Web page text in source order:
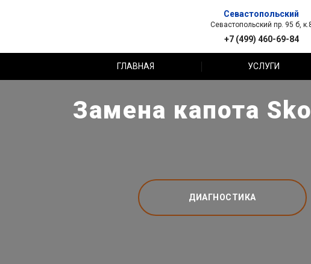
Севастопольский
Севастопольский пр. 95 б,
+7 (499) 460-69-84
ГЛАВНАЯ УСЛУГИ
Замена капота
ДИАГНОСТИКА